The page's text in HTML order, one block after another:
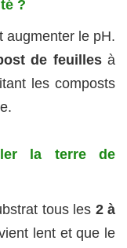
?
augmenter le pH.
de feuillesà
les composts
la terre de
tous les 2 à
lent et que le